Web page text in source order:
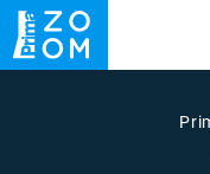
UFO
VETŘELCI